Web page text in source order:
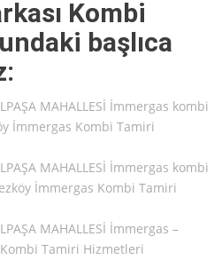
Kombi
başlıca
MAHALLESİ İmmergas kombi
İmmergas Kombi Tamiri
MAHALLESİ İmmergas kombi
İmmergas Kombi Tamiri
MAHALLESİ İmmergas –
Tamiri Hizmetleri